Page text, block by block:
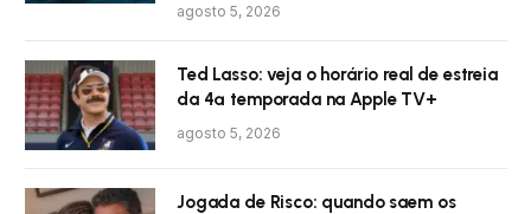
agosto 5, 2026
Ted Lasso: veja o horário real de estreia
da 4ª temporada na Apple TV+
agosto 5, 2026
Jogada de Risco: quando saem os